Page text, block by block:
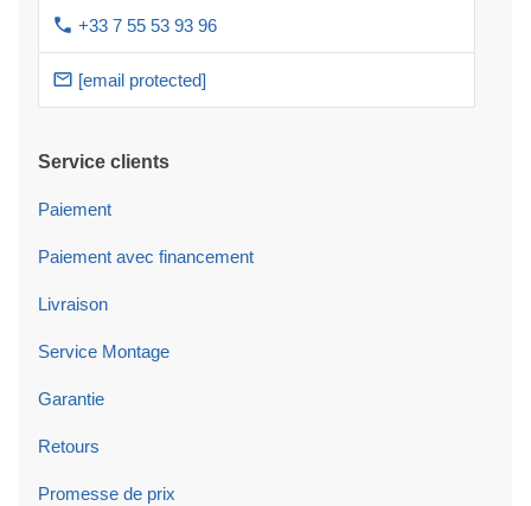
+33 7 55 53 93 96
[email protected]
Service clients
Paiement
Paiement avec financement
Livraison
Service Montage
Garantie
Retours
Promesse de prix